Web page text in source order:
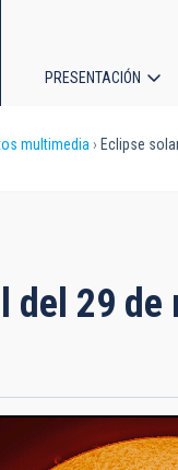
principal
PRESENTACIÓN
multimedia Eclipse
del 29 de